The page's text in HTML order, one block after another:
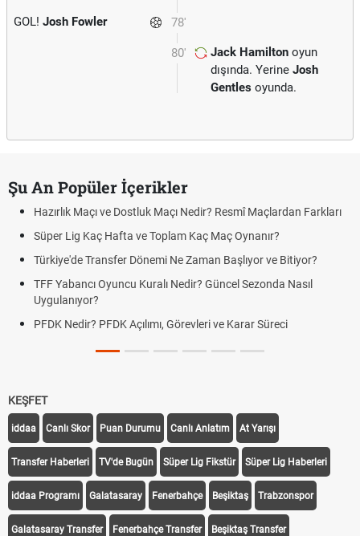
78'
GOL! Josh Fowler
80' Jack Hamilton oyun
dışında. Yerine Josh
Gentles oyunda.
Şu An Popüler İçerikler
Hazırlık Maçı ve Dostluk Maçı Nedir? Resmî Maçlardan Farkları
Süper Lig Kaç Hafta ve Toplam Kaç Maç Oynanır?
Türkiye'de Transfer Dönemi Ne Zaman Başlıyor ve Bitiyor?
TFF Yabancı Oyuncu Kuralı Nedir? Güncel Sezonda Nasıl
Uygulanıyor?
PFDK Nedir? PFDK Açılımı, Görevleri ve Karar Süreci
KEŞFET
iddaa Canlı Skor Puan Durumu Canlı Anlatım At Yarışı
Transfer Haberleri TV'de Bugün Süper Lig Fikstür Süper Lig Haberleri
iddaa Programı Galatasaray Fenerbahçe Beşiktaş Trabzonspor
Galatasaray Transfer Fenerbahçe Transfer Beşiktaş Transfer